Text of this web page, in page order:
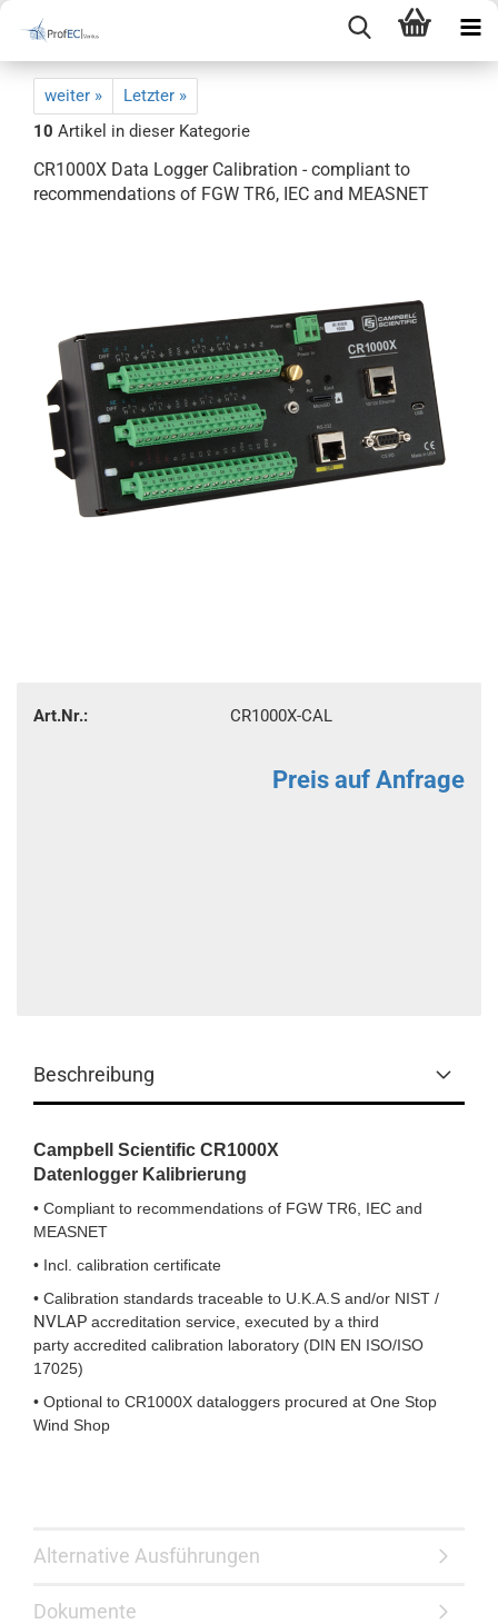
weiter »
Letzter »
10 Artikel in dieser Kategorie
CR1000X Data Logger Calibration - compliant to
recommendations of FGW TR6, IEC and MEASNET
Art.Nr.: CR1000X-CAL
Preis auf Anfrage
Beschreibung
Campbell Scientific CR1000X
Datenlogger Kalibrierung
• Compliant to recommendations of FGW TR6, IEC and
MEASNET
• Incl. calibration certificate
• Calibration standards traceable to U.K.A.S and/or NIST /
NVLAP accreditation service, executed by a third
party accredited calibration laboratory (DIN EN ISO/ISO
17025)
• Optional to CR1000X dataloggers procured at One Stop
Wind Shop
Alternative Ausführungen
Dokumente